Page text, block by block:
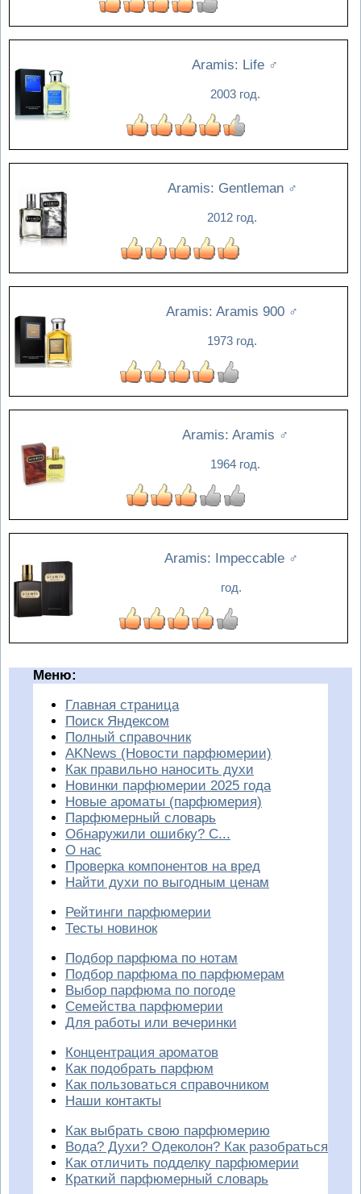
Aramis: Life ♂
2003 год.
Aramis: Gentleman ♂
2012 год.
Aramis: Aramis 900 ♂
1973 год.
Aramis: Aramis ♂
1964 год.
Aramis: Impeccable ♂
год.
Меню:
Главная страница
Поиск Яндексом
Полный справочник
AKNews (Новости парфюмерии)
Как правильно наносить духи
Новинки парфюмерии 2025 года
Новые ароматы (парфюмерия)
Парфюмерный словарь
Обнаружили ошибку? С...
О нас
Проверка компонентов на вред
Найти духи по выгодным ценам
Рейтинги парфюмерии
Тесты новинок
Подбор парфюма по нотам
Подбор парфюма по парфюмерам
Выбор парфюма по погоде
Семейства парфюмерии
Для работы или вечеринки
Концентрация ароматов
Как подобрать парфюм
Как пользоваться справочником
Наши контакты
Как выбрать свою парфюмерию
Вода? Духи? Одеколон? Как разобраться
Как отличить подделку парфюмерии
Краткий парфюмерный словарь